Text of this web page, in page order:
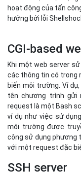
hoạt động của tấn
hưởng bởi lỗi
CGI-based
Khi một web server sử
các thông tin có trong
biến môi trường. Ví dụ,
tên chương trình gửi
request là một Bash
ví dụ như việc sử
môi trường được
công sử dụng phương
với một request đặc
SSH server